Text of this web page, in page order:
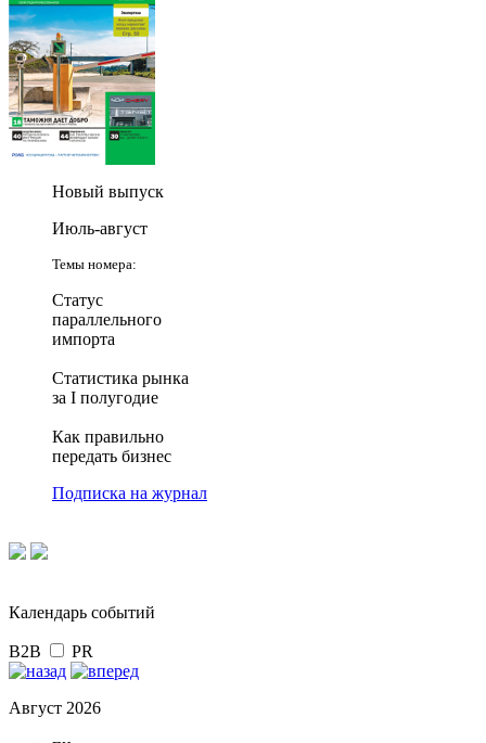
Новый выпуск
Июль-август
Темы номера:
Статус
параллельного
импорта
Статистика рынка
за I полугодие
Как правильно
передать бизнес
Подписка на журнал
Календарь событий
B2B PR
Август 2026